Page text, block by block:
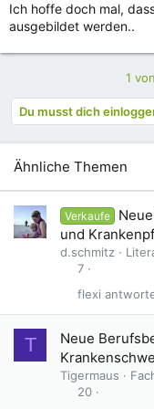
Ich hoffe doch mal,
ausgebildet werden..
1
Du musst dich
Ähnliche Themen
Verkaufe
und
d.schmitz
7
flexi
T
Neue
Tigermaus
20